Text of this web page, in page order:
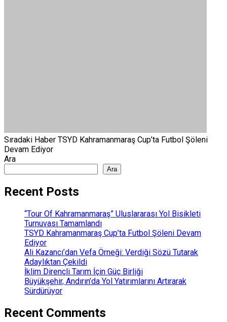
Sıradaki Haber TSYD Kahramanmaraş Cup’ta Futbol Şöleni
Devam Ediyor
Ara
Ara
Recent Posts
“Tour Of Kahramanmaraş” Uluslararası Yol Bisikleti
Turnuvası Tamamlandı
TSYD Kahramanmaraş Cup’ta Futbol Şöleni Devam
Ediyor
Ali Kazancı’dan Vefa Örneği: Verdiği Sözü Tutarak
Adaylıktan Çekildi
İklim Dirençli Tarım İçin Güç Birliği
Büyükşehir, Andırın’da Yol Yatırımlarını Artırarak
Sürdürüyor
Recent Comments